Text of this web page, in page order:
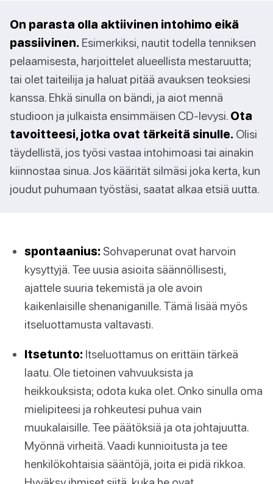
On parasta olla aktiivinen intohimo eikä
passiivinen. Esimerkiksi, nautit todella tenniksen
pelaamisesta, harjoittelet alueellista mestaruutta;
tai olet taiteilija ja haluat pitää avauksen teoksiesi
kanssa. Ehkä sinulla on bändi, ja aiot mennä
studioon ja julkaista ensimmäisen CD-levysi. Ota
tavoitteesi, jotka ovat tärkeitä sinulle. Olisi
täydellistä, jos työsi vastaa intohimoasi tai ainakin
kiinnostaa sinua. Jos käärität silmäsi joka kerta, kun
joudut puhumaan työstäsi, saatat alkaa etsiä uutta.
spontaanius: Sohvaperunat ovat harvoin
kysyttyjä. Tee uusia asioita säännöllisesti,
ajattele suuria tekemistä ja ole avoin
kaikenlaisille shenaniganille. Tämä lisää myös
itseluottamusta valtavasti.
Itsetunto: Itseluottamus on erittäin tärkeä
laatu. Ole tietoinen vahvuuksista ja
heikkouksista; odota kuka olet. Onko sinulla oma
mielipiteesi ja rohkeutesi puhua vain
muukalaisille. Tee päätöksiä ja ota johtajuutta.
Myönnä virheitä. Vaadi kunnioitusta ja tee
henkilökohtaisia sääntöjä, joita ei pidä rikkoa.